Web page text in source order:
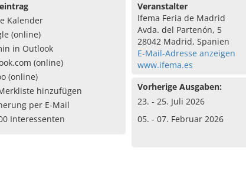
Kalender
(online)
in Outlook
(online)
(online)
hinzufügen
per E-Mail
Interessenten
Veranstalter
Ifema Feria de Madrid
Avda. del Partenón, 5
28042 Madrid, Spanien
E-Mail-Adresse anzeigen
www.ifema.es
Vorherige Ausgaben:
23. - 25. Juli 2026
05. - 07. Februar 2026